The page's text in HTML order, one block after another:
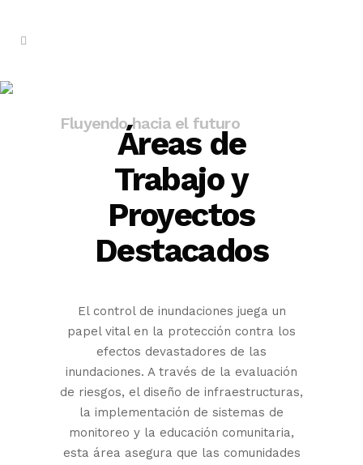
Fluyendo hacia el futuro
Áreas de
Trabajo y
Proyectos
Destacados
El control de inundaciones juega un
papel vital en la protección contra los
efectos devastadores de las
inundaciones. A través de la evaluación
de riesgos, el diseño de infraestructuras,
la implementación de sistemas de
monitoreo y la educación comunitaria,
esta área asegura que las comunidades